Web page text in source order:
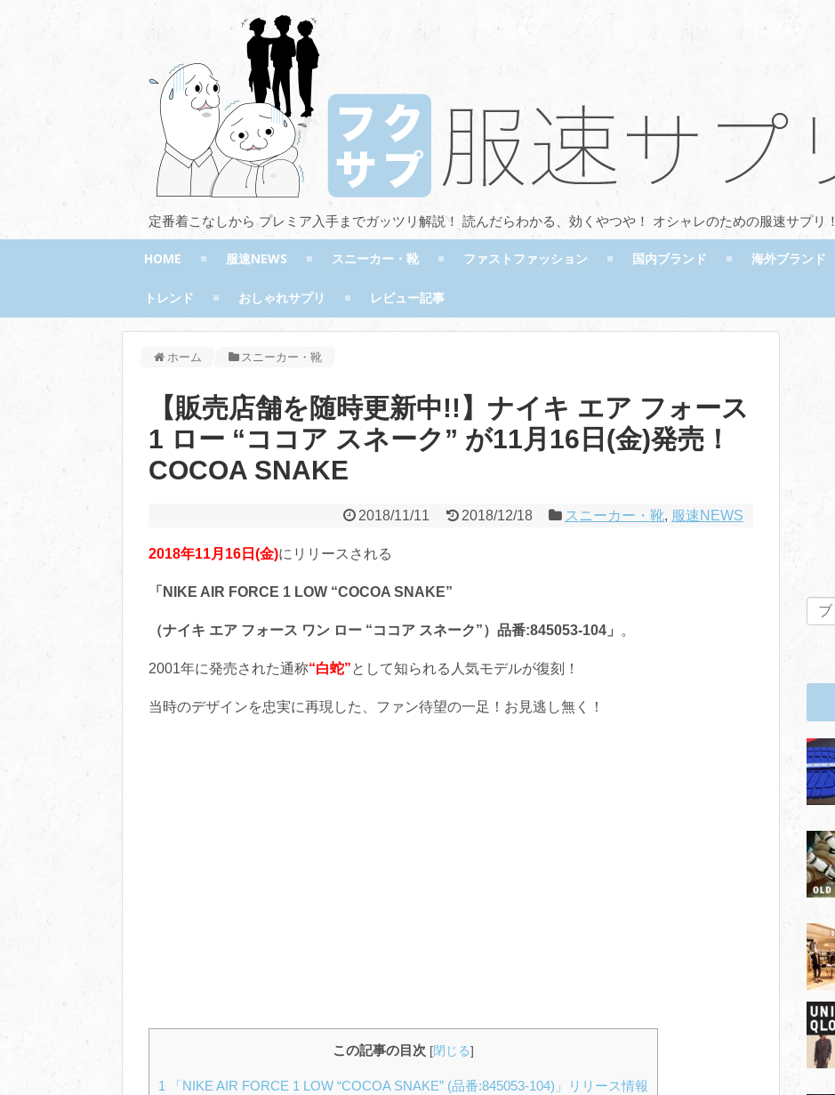
定番着こなしから プレミア入手までガッツリ解説！ 読んだらわかる、効くやつや！ オシャレのための服速サプリ！
HOME 服速NEWS スニーカー・靴 ファストファッション 国内ブランド 海外ブランド
トレンド おしゃれサプリ レビュー記事
ホーム スニーカー・靴
【販売店舗を随時更新中!!】ナイキ エア フォース
1 ロー “ココア スネーク” が11月16日(金)発売！
COCOA SNAKE
2018/11/11 2018/12/18 スニーカー・靴, 服速NEWS
2018年11月16日(金)にリリースされる
「NIKE AIR FORCE 1 LOW “COCOA SNAKE”
（ナイキ エア フォース ワン ロー “ココア スネーク”）品番:845053-104」 。
2001年に発売された通称“白蛇”として知られる人気モデルが復刻！
当時のデザインを忠実に再現した、ファン待望の一足！お見逃し無く！
この記事の目次 [閉じる]
1
「NIKE AIR FORCE 1 LOW “COCOA SNAKE” (品番:845053-104)」リリース情報